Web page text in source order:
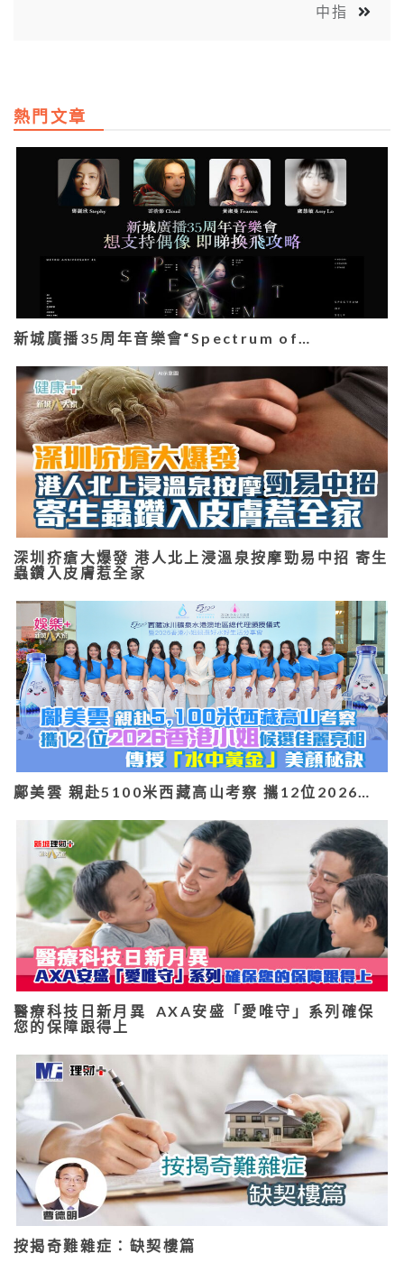
中指
熱門文章
新城廣播35周年音樂會“Spectrum of…
深圳疥瘡大爆發 港人北上浸溫泉按摩勁易中招 寄生
蟲鑽入皮膚惹全家
鄺美雲 親赴5100米西藏高山考察 攜12位2026…
醫療科技日新月異 AXA安盛「愛唯守」系列確保
您的保障跟得上
按揭奇難雜症：缺契樓篇